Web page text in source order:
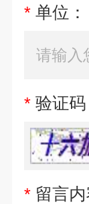
* 单位：
* 验证码
* 留言内